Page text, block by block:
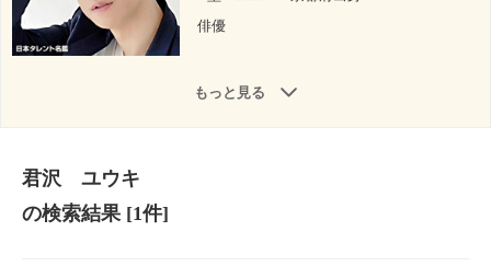
俳優
もっと見る
君沢 ユウキ
の検索結果[1件]